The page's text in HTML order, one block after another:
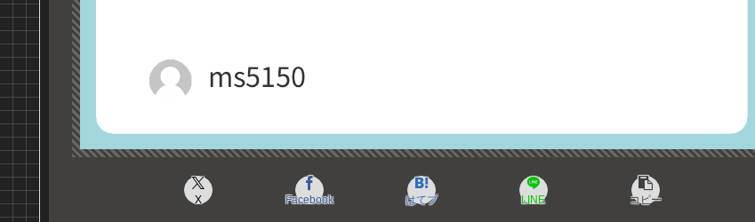
X Facebook はてブ LINE コピー